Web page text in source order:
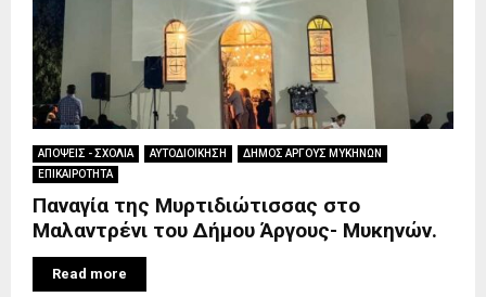
ΑΠΟΨΕΙΣ - ΣΧΟΛΙΑ ΑΥΤΟΔΙΟΙΚΗΣΗ
ΔΗΜΟΣ ΑΡΓΟΥΣ ΜΥΚΗΝΩΝ
ΕΠΙΚΑΙΡΟΤΗΤΑ
Παναγία της Μυρτιδιώτισσας στο
Μαλαντρένι του Δήμου Άργους- Μυκηνών.
Read more